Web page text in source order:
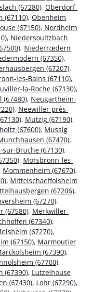
(67280), Oberdorf-
(67110), Obenheim
(67150), Nordheim
, Niedersoultzbach
, Niederrœdern
(67350),
(67207),
les-Bains (67110),
la-Roche (67130),
(67480), Neugartheim-
, Neewiller-près-
, Mutzig (67190),
(67600), Mussig
(67470),
Bruche (67130),
, Morsbronn-les-
Mommenheim (67670),
, Mittelschaeffolsheim
(67206),
(67270),
(67580), Merkwiller-
(67340),
(67270),
(67150), Marmoutier
(67390),
(67700),
(67390), Lutzelhouse
(67430), Lohr (67290),